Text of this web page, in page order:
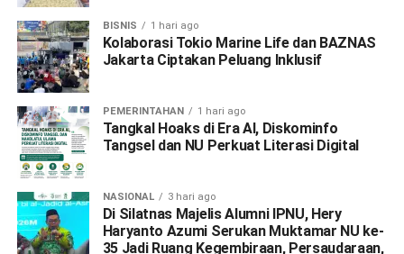
BISNIS 1 hari ago
Kolaborasi Tokio Marine Life dan BAZNAS
Jakarta Ciptakan Peluang Inklusif
PEMERINTAHAN 1 hari ago
Tangkal Hoaks di Era AI, Diskominfo
Tangsel dan NU Perkuat Literasi Digital
NASIONAL 3 hari ago
Di Silatnas Majelis Alumni IPNU, Hery
Haryanto Azumi Serukan Muktamar NU ke-
35 Jadi Ruang Kegembiraan, Persaudaraan,